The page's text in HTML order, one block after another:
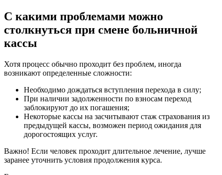
С какими проблемами можно
столкнуться при смене больничной
кассы
Хотя процесс обычно проходит без проблем, иногда
возникают определенные сложности:
Необходимо дождаться вступления перехода в силу;
При наличии задолженности по взносам переход
заблокируют до их погашения;
Некоторые кассы на засчитывают стаж страхования из
предыдущей кассы, возможен период ожидания для
дорогостоящих услуг.
Важно! Если человек проходит длительное лечение, лучше
заранее уточнить условия продолжения курса.